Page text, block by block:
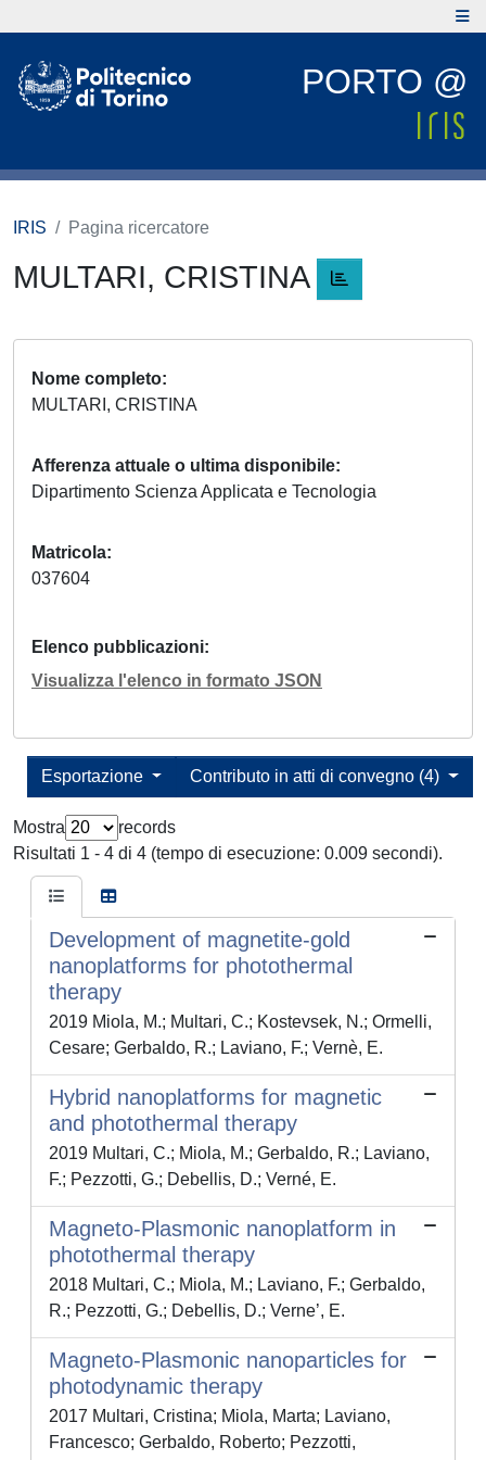
PORTO @
IRIS Pagina ricercatore
MULTARI, CRISTINA
Nome completo
MULTARI, CRISTINA
Afferenza attuale o ultima disponibile
Dipartimento Scienza Applicata e Tecnologia
Matricola
037604
Elenco pubblicazioni
Visualizza l'elenco in formato JSON
Contributo in atti di convegno (4)
Esportazione
Mostra
records
Risultati 1 - 4 di 4 (tempo di esecuzione: 0.009 secondi).
Development of magnetite-gold
nanoplatforms for photothermal
therapy
2019 Miola, M.; Multari, C.; Kostevsek, N.; Ormelli,
Cesare; Gerbaldo, R.; Laviano, F.; Vernè, E.
Hybrid nanoplatforms for magnetic
and photothermal therapy
2019 Multari, C.; Miola, M.; Gerbaldo, R.; Laviano,
F.; Pezzotti, G.; Debellis, D.; Verné, E.
Magneto-Plasmonic nanoplatform in
photothermal therapy
2018 Multari, C.; Miola, M.; Laviano, F.; Gerbaldo,
R.; Pezzotti, G.; Debellis, D.; Verne’, E.
Magneto-Plasmonic nanoparticles for
photodynamic therapy
2017 Multari, Cristina; Miola, Marta; Laviano,
Francesco; Gerbaldo, Roberto; Pezzotti,